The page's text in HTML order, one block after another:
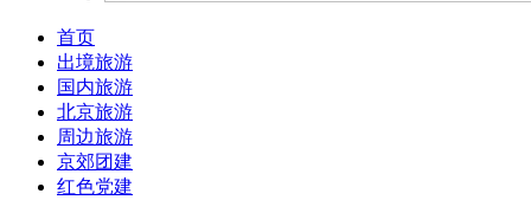
首页
出境旅游
国内旅游
北京旅游
周边旅游
京郊团建
红色党建